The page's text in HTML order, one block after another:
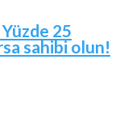
Yüzde 25
sahibi olun!